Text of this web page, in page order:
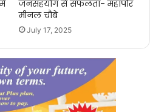
जनसहयोग से सफलता- महापौर
मीनल चौबे
July 17, 2025